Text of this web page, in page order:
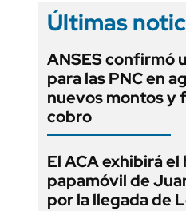
Últimas
ANSES confirmó
para las PNC en
nuevos montos y
cobro
El ACA exhibirá
papamóvil de
por la llegada de